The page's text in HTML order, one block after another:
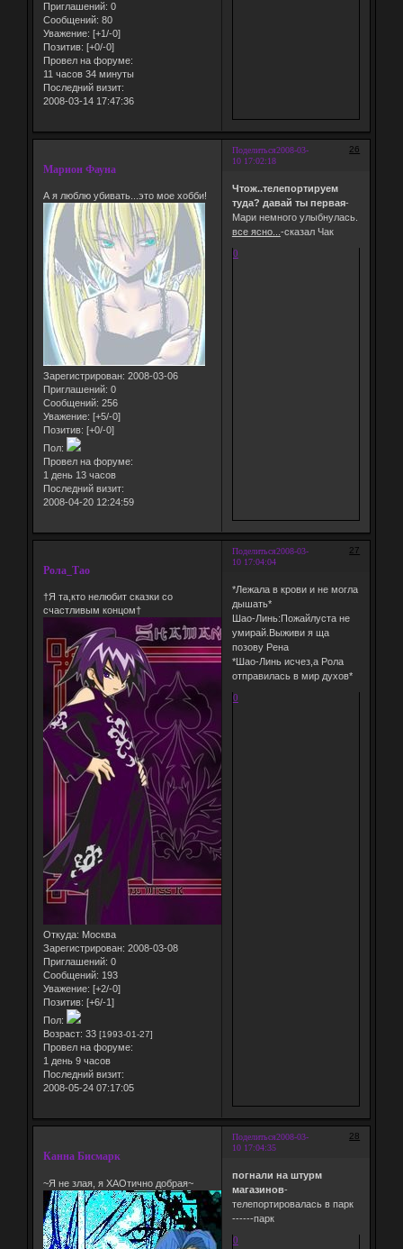
Приглашений: 0
Сообщений: 80
Уважение: [+1/-0]
Позитив: [+0/-0]
Провел на форуме:
11 часов 34 минуты
Последний визит:
2008-03-14 17:47:36
Поделиться 26
2008-03-
10 17:02:18
Марион Фауна
А я люблю убивать...это мое хобби!
Зарегистрирован: 2008-03-06
Приглашений: 0
Сообщений: 256
Уважение: [+5/-0]
Позитив: [+0/-0]
Пол:
Провел на форуме:
1 день 13 часов
Последний визит:
2008-04-20 12:24:59
Чтож..телепортируем
туда? давай ты первая-
Мари немного улыбнулась.
все ясно... -сказал Чак
0
Поделиться 27
2008-03-
10 17:04:04
Рола_Тао
†Я та,кто нелюбит сказки со
счастливым концом†
Откуда: Москва
Зарегистрирован: 2008-03-08
Приглашений: 0
Сообщений: 193
Уважение: [+2/-0]
Позитив: [+6/-1]
Пол:
Возраст: 33 [1993-01-27]
Провел на форуме:
1 день 9 часов
Последний визит:
2008-05-24 07:17:05
*Лежала в крови и не могла
дышать*
Шао-Линь:Пожайлуста не
умирай.Выживи я ща
позову Рена
*Шао-Линь исчез,а Рола
отправилась в мир духов*
0
Поделиться 28
2008-03-
10 17:04:35
Канна Бисмарк
~Я не злая, я ХАОтично добрая~
погнали на штурм
магазинов-
телепортировалась в парк
------парк
0